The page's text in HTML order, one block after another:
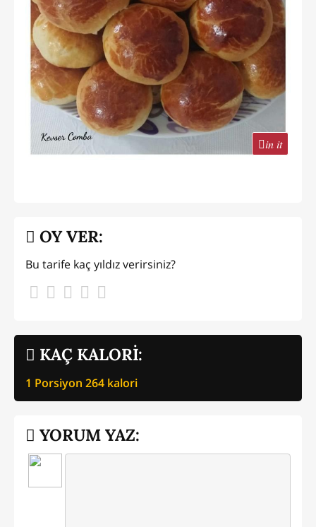
in it
KAÇ KALORİ:
1 Porsiyon 264 kalori
OY VER:
Bu tarife kaç yıldız verirsiniz?
YORUM YAZ: